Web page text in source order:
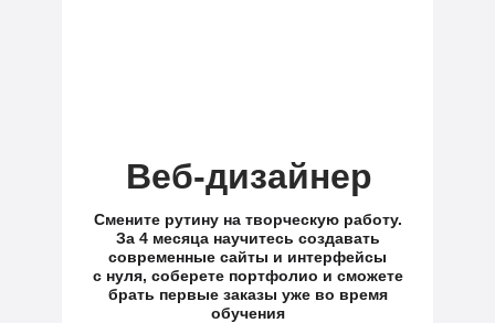
Веб-дизайнер
Смените рутину на творческую работу.
За 4 месяца научитесь создавать
современные сайты и интерфейсы
с нуля, соберете портфолио и сможете
брать первые заказы уже во время
обучения